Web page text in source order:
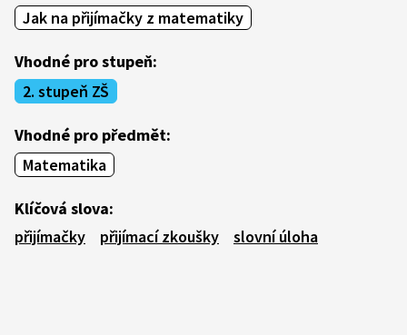
Jak na přijímačky z matematiky
Vhodné pro stupeň:
2. stupeň ZŠ
Vhodné pro předmět:
Matematika
Klíčová slova:
přijímačky
přijímací zkoušky slovní úloha